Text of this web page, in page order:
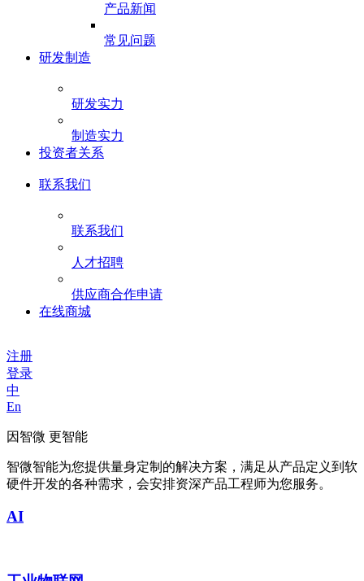
产品新闻
常见问题
研发制造
研发实力
制造实力
投资者关系
联系我们
联系我们
人才招聘
供应商合作申请
在线商城
注册
登录
中
En
因智微 更智能
智微智能为您提供量身定制的解决方案，满足从产品定义到软
硬件开发的各种需求，会安排资深产品工程师为您服务。
AI